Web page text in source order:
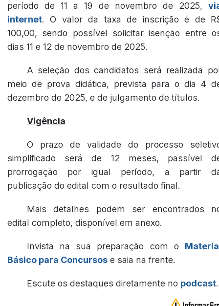
período de 11 a 19 de novembro de 2025,
internet. O valor da taxa de inscrição é de
100,00, sendo possível solicitar isenção entre
dias 11 e 12 de novembro de 2025.
A seleção dos candidatos será realizada
meio de prova didática, prevista para o dia 4
dezembro de 2025, e de julgamento de títulos.
Vigência
O prazo de validade do processo
simplificado será de 12 meses, passível
prorrogação por igual período, a partir
publicação do edital com o resultado final.
Mais detalhes podem ser encontrados
edital completo, disponível em anexo.
Invista na sua preparação com o
Básico para Concursos e saia na frente.
Escute os destaques diretamente no podcast.